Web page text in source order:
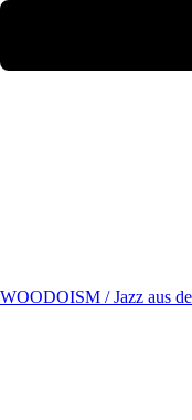
WOODOISM / Jazz aus